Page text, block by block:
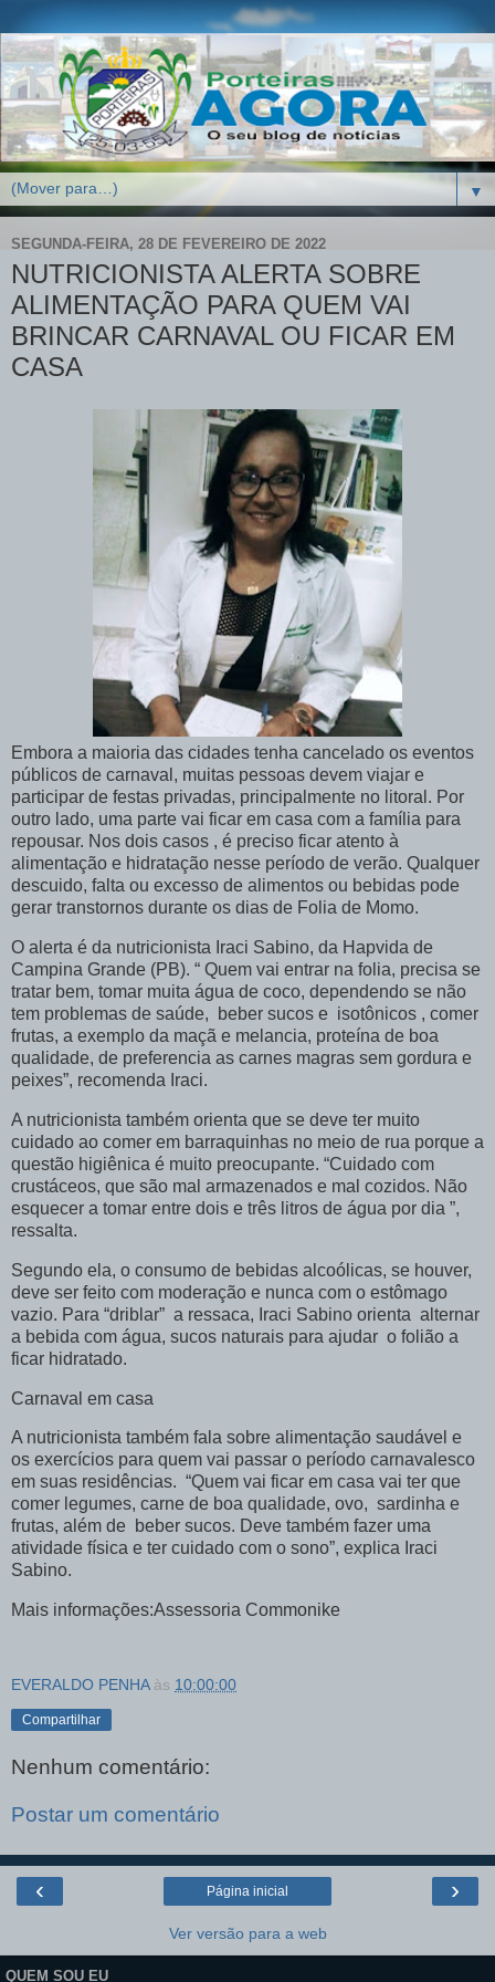
▼
SEGUNDA-FEIRA, 28 DE FEVEREIRO DE 2022
NUTRICIONISTA ALERTA SOBRE
ALIMENTAÇÃO PARA QUEM VAI
BRINCAR CARNAVAL OU FICAR EM
CASA
Embora a maioria das cidades tenha cancelado os eventos
públicos de carnaval, muitas pessoas devem viajar e
participar de festas privadas, principalmente no litoral. Por
outro lado, uma parte vai ficar em casa com a família para
repousar. Nos dois casos , é preciso ficar atento à
alimentação e hidratação nesse período de verão. Qualquer
descuido, falta ou excesso de alimentos ou bebidas pode
gerar transtornos durante os dias de Folia de Momo.
O alerta é da nutricionista Iraci Sabino, da Hapvida de
Campina Grande (PB). “ Quem vai entrar na folia, precisa se
tratar bem, tomar muita água de coco, dependendo se não
tem problemas de saúde, beber sucos e isotônicos , comer
frutas, a exemplo da maçã e melancia, proteína de boa
qualidade, de preferencia as carnes magras sem gordura e
peixes”, recomenda Iraci.
A nutricionista também orienta que se deve ter muito
cuidado ao comer em barraquinhas no meio de rua porque a
questão higiênica é muito preocupante. “Cuidado com
crustáceos, que são mal armazenados e mal cozidos. Não
esquecer a tomar entre dois e três litros de água por dia ”,
ressalta.
Segundo ela, o consumo de bebidas alcoólicas, se houver,
deve ser feito com moderação e nunca com o estômago
vazio. Para “driblar” a ressaca, Iraci Sabino orienta alternar
a bebida com água, sucos naturais para ajudar o folião a
ficar hidratado.
Carnaval em casa
A nutricionista também fala sobre alimentação saudável e
os exercícios para quem vai passar o período carnavalesco
em suas residências. “Quem vai ficar em casa vai ter que
comer legumes, carne de boa qualidade, ovo, sardinha e
frutas, além de beber sucos. Deve também fazer uma
atividade física e ter cuidado com o sono”, explica Iraci
Sabino.
Mais informações:Assessoria Commonike
EVERALDO PENHA às 10:00:00
Compartilhar
Nenhum comentário:
Postar um comentário
‹ ›
Página inicial
Ver versão para a web
QUEM SOU EU